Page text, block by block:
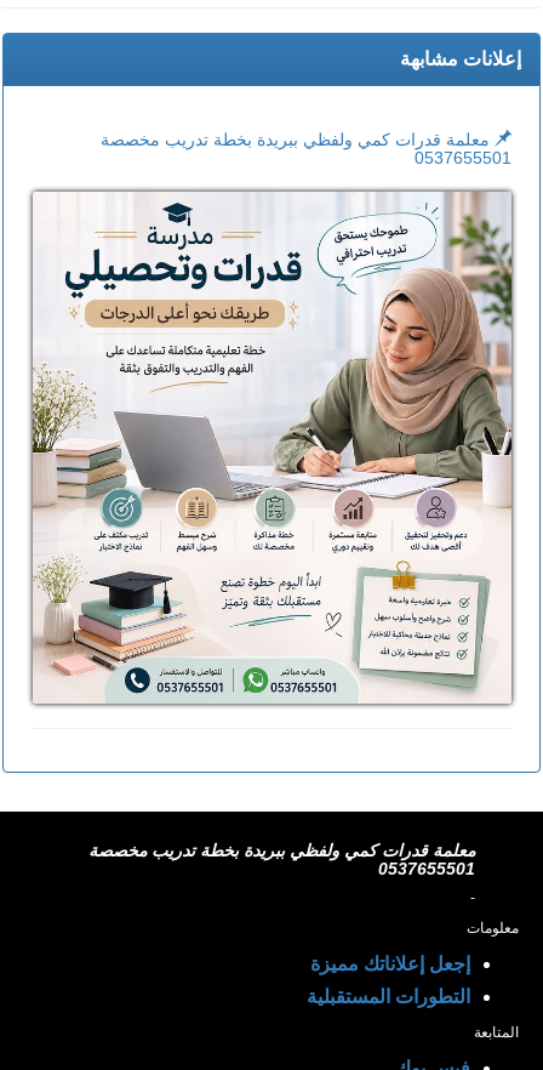
إعلانات مشابهة
معلمة قدرات كمي ولفظي ببريدة بخطة تدريب مخصصة
0537655501
معلمة قدرات كمي ولفظي ببريدة بخطة تدريب مخصصة
0537655501
-
معلومات
إجعل إعلاناتك مميزة
التطورات المستقبلية
المتابعة